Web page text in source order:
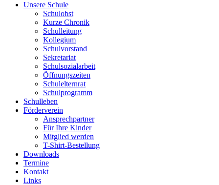
Unsere Schule
Schulobst
Kurze Chronik
Schulleitung
Kollegium
Schulvorstand
Sekretariat
Schulsozialarbeit
Öffnungszeiten
Schulelternrat
Schulprogramm
Schulleben
Förderverein
Ansprechpartner
Für Ihre Kinder
Mitglied werden
T-Shirt-Bestellung
Downloads
Termine
Kontakt
Links